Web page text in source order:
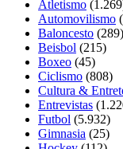
Atletismo
Automovilismo
Baloncesto (289)
Beisbol (215)
Boxeo (45)
Ciclismo (808)
Cultura &
Entrevistas
Futbol (5.932)
Gimnasia (25)